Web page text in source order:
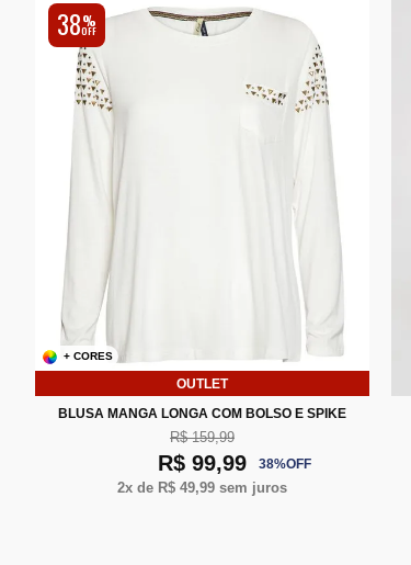
38%
OFF
OUTLET
+ CORES
BLUSA MANGA LONGA COM BOLSO E SPIKE
R$ 159,99
R$ 99,99 38%OFF
2x de R$ 49,99 sem juros
M G